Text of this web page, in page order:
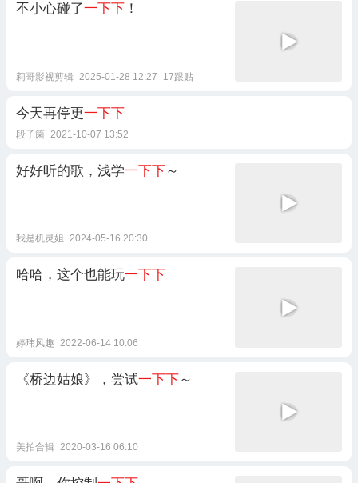
不小心碰了一下下 ！
莉哥影视剪辑 2025-01-28 12:27 17跟贴
今天再停更一下下
段子箘 2021-10-07 13:52
好好听的歌，浅学一下下～
我是机灵姐 2024-05-16 20:30
哈哈，这个也能玩一下下
婷玮风趣 2022-06-14 10:06
《桥边姑娘》，尝试一下下～
美拍合辑 2020-03-16 06:10